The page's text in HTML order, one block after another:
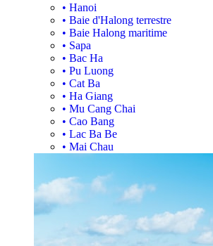
• Hanoi
• Baie d'Halong terrestre
• Baie Halong maritime
• Sapa
• Bac Ha
• Pu Luong
• Cat Ba
• Ha Giang
• Mu Cang Chai
• Cao Bang
• Lac Ba Be
• Mai Chau